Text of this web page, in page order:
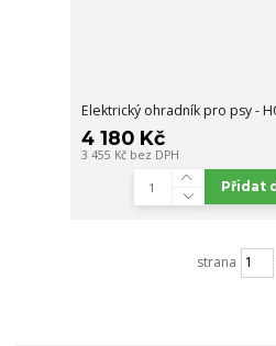
Elektrický ohradník pro psy -
4 180 Kč
3 455 Kč bez DPH
Přidat
strana